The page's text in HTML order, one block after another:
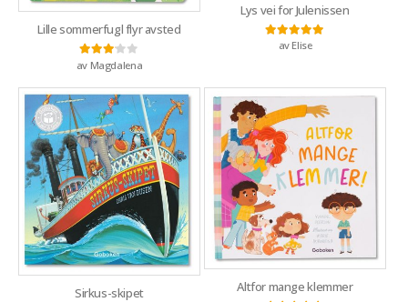
Lille sommerfugl flyr avsted
Vurdert3av 5
av Magdalena
Lys vei for Julenissen
Vurdert5
av Elise
Sirkus-skipet Altfor mange klemmer